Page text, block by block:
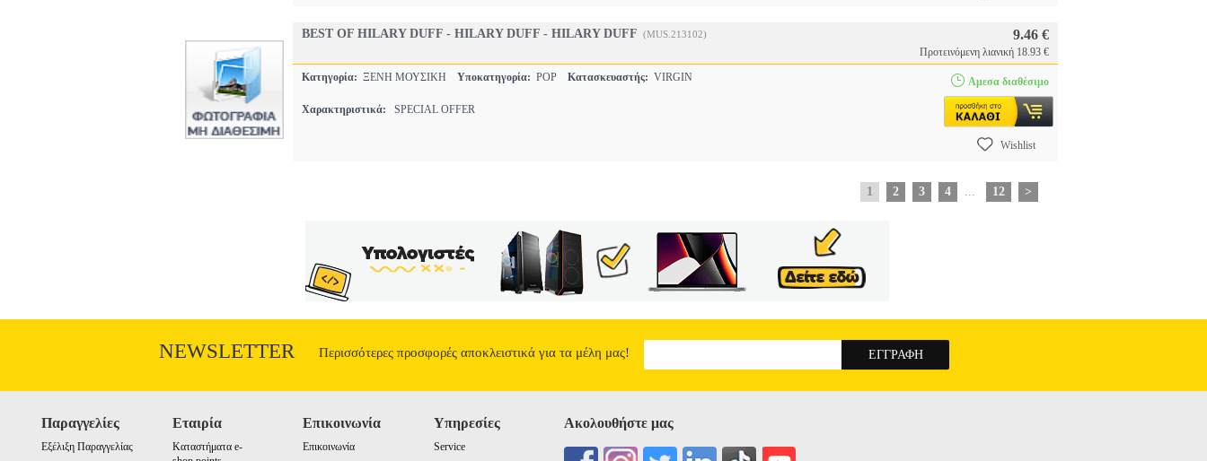
BEST OF HILARY DUFF - HILARY DUFF - HILARY DUFF (MUS.213102) 9.46 €
Προτεινόμενη λιανική 18.93 €
Κατηγορία: ΞΕΝΗ ΜΟΥΣΙΚΗ Υποκατηγορία: POP Κατασκευαστής: VIRGIN
Χαρακτηριστικά: SPECIAL OFFER
Αμεσα διαθέσιμο
Wishlist
1 2 3 4 ... 12 >
NEWSLETTER Περισσότερες προσφορές αποκλειστικά για τα μέλη μας!
Παραγγελίες
Εξέλιξη Παραγγελίας
Εταιρία
Καταστήματα e-
Επικοινωνία
Επικοινωνία
Υπηρεσίες
Service
Ακολουθήστε μας